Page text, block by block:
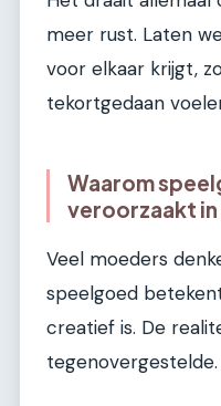
meer rust. Laten
voor elkaar krijgt,
tekortgedaan
Waarom
veroorzaakt in
Veel moeders
speelgoed
creatief is. De
tegenovergestelde.